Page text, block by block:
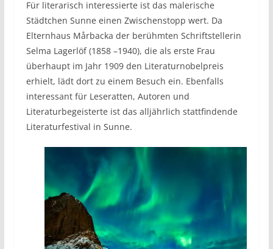
Für literarisch interessierte ist das malerische
Städtchen Sunne einen Zwischenstopp wert. Da
Elternhaus Mårbacka der berühmten Schriftstellerin
Selma Lagerlöf (1858 –1940), die als erste Frau
überhaupt im Jahr 1909 den Literaturnobelpreis
erhielt, lädt dort zu einem Besuch ein. Ebenfalls
interessant für Leseratten, Autoren und
Literaturbegeisterte ist das alljährlich stattfindende
Literaturfestival in Sunne.